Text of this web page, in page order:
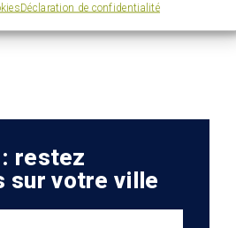
Déclaration de confidentialité
restez
sur votre ville